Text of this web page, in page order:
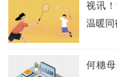
视讯
温暖同
何穗